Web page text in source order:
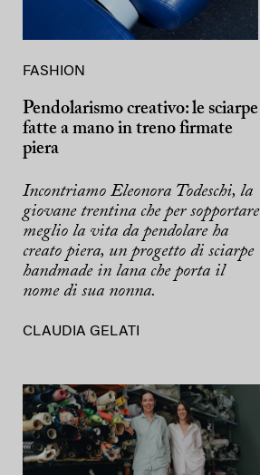
FASHION
Pendolarismo creativo: le sciarpe
fatte a mano in treno firmate
piera
Incontriamo Eleonora Todeschi, la
giovane trentina che per sopportare
meglio la vita da pendolare ha
creato piera, un progetto di sciarpe
handmade in lana che porta il
nome di sua nonna.
CLAUDIA GELATI